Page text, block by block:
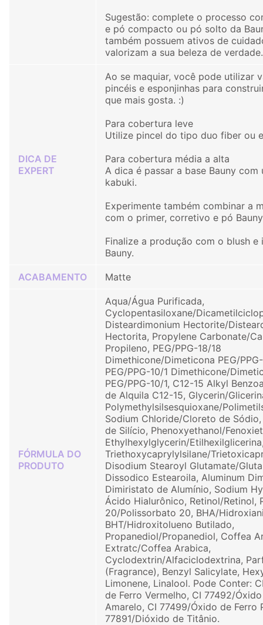
Sugestão: complete o processo
e pó compacto ou pó solto da
também possuem ativos de
valorizam a sua beleza de verdade.
DICA DE
EXPERT
Ao se maquiar, você pode utilizar
pincéis e esponjinhas para
que mais gosta. :)
Para cobertura leve
Utilize pincel do tipo duo fiber ou
Para cobertura média a alta
A dica é passar a base Bauny com
kabuki.
Experimente também combinar a
com o primer, corretivo e pó
Finalize a produção com o blush e
Bauny.
ACABAMENTO Matte
FÓRMULA DO
PRODUTO
Aqua/Água Purificada,
Cyclopentasiloxane/
Disteardimonium Hectorite/
Hectorita, Propylene Carbonate/
Propileno, PEG/PPG-18/18
Dimethicone/Dimeticona PEG/
PEG/PPG-10/1 Dimethicone/
PEG/PPG-10/1, C12-15 Alkyl
de Alquila C12-15, Glycerin/
Polymethylsilsesquioxane/
Sodium Chloride/Cloreto de
de Silício, Phenoxyethanol/
Ethylhexylglycerin/
Triethoxycaprylylsilane/
Disodium Stearoyl Glutamate/
Dissodico Estearoila, Aluminum
Dimiristato de Alumínio, Sodium
Ácido Hialurônico, Retinol/Retinol,
20/Polissorbato 20, BHA/
BHT/Hidroxitolueno Butilado,
Propanediol/Propanediol, Coffea
Extratc/Coffea Arabica,
Cyclodextrin/Alfaciclodextrina,
(Fragrance), Benzyl Salicylate,
Limonene, Linalool. Pode Conter:
de Ferro Vermelho, CI 77492/
Amarelo, CI 77499/Óxido de Ferro
77891/Dióxido de Titânio.